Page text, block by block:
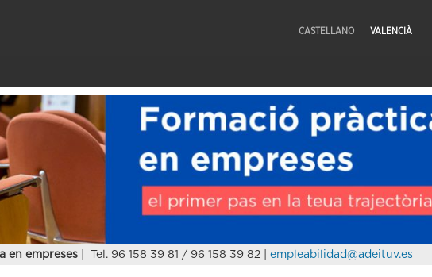
CASTELLANO VALENCIÀ
en empreses | Tel. 96 158 39 81 / 96 158 39 82 | empleabilidad@adeituv.es